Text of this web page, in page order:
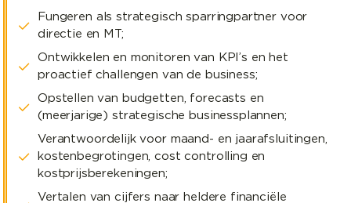
Fungeren als strategisch sparringpartner voor
directie en MT;
Ontwikkelen en monitoren van KPI’s en het
proactief challengen van de business;
Opstellen van budgetten, forecasts en
(meerjarige) strategische businessplannen;
Verantwoordelijk voor maand- en jaarafsluitingen,
kostenbegrotingen, cost controlling en
kostprijsberekeningen;
Vertalen van cijfers naar heldere financiële